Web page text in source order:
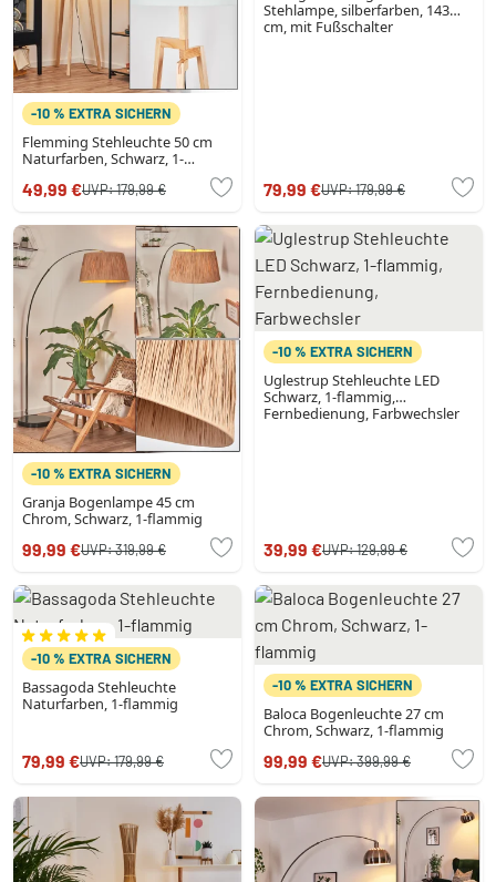
-10 % EXTRA SICHERN
Flemming Stehleuchte 50 cm
Naturfarben, Schwarz, 1-
49,99 €UVP:179,99 €
Stehlampe, silberfarben, 143
cm, mit Fußschalter
79,99 €UVP:179,99 €
-10 % EXTRA SICHERN
Granja Bogenlampe 45 cm
Chrom, Schwarz, 1-flammig
99,99 €UVP:319,99 €
-10 % EXTRA SICHERN
Uglestrup Stehleuchte LED
Schwarz, 1-flammig,
Fernbedienung, Farbwechsler
39,99 €UVP:129,99 €
-10 % EXTRA SICHERN
Bassagoda Stehleuchte
Naturfarben, 1-flammig
79,99 €UVP:179,99 €
-10 % EXTRA SICHERN
Baloca Bogenleuchte 27 cm
Chrom, Schwarz, 1-flammig
99,99 €UVP:399,99 €